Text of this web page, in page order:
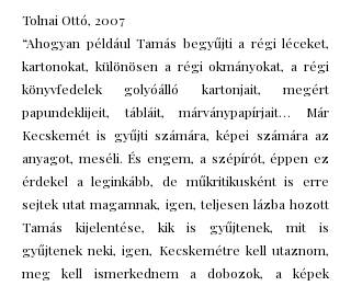
Tolnai Ottó, 2007
“Ahogyan például Tamás begyűjti a régi léceket,
kartonokat, különösen a régi okmányokat, a régi
könyvfedelek golyóálló kartonjait, megért
papundeklijeit, tábláit, márványpapírjait… Már
Kecskemét is gyűjti számára, képei számára az
anyagot, meséli. És engem, a szépírót, éppen ez
érdekel a leginkább, de műkritikusként is erre
sejtek utat magamnak, igen, teljesen lázba hozott
Tamás kijelentése, kik is gyűjtenek, mit is
gyűjtenek neki, igen, Kecskemétre kell utaznom,
meg kell ismerkednem a dobozok, a képek